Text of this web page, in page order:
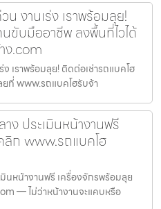
น งานเร่ง เราพร้อมลุย!
ขับมืออาชีพ ลงพื้นที่ไวได้
ง.com
เราพร้อมลุย! ติดต่อเช่ารถแบคโฮ
ที่ www.รถแบคโฮรับจ้า
ง ประเมินหน้างานฟรี
ลิก www.รถแบคโฮ
นหน้างานฟรี เครื่องจักรพร้อมลุย
— ไม่ว่าหน้างานจะแคบหรือ